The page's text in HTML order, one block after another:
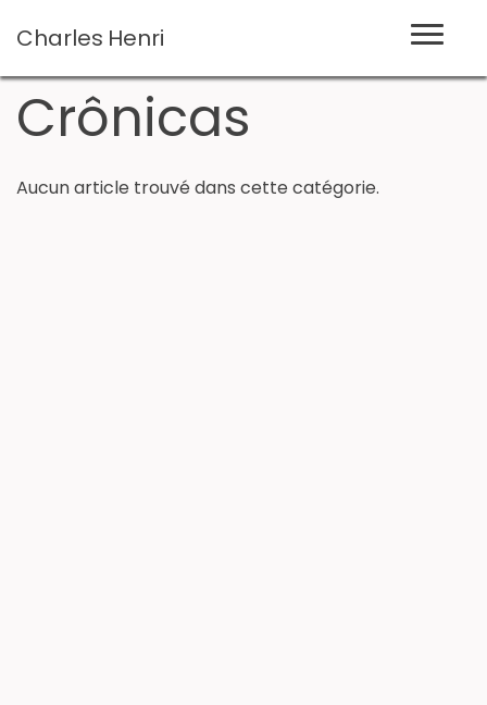
Charles Henri
Crônicas
Aucun article trouvé dans cette catégorie.